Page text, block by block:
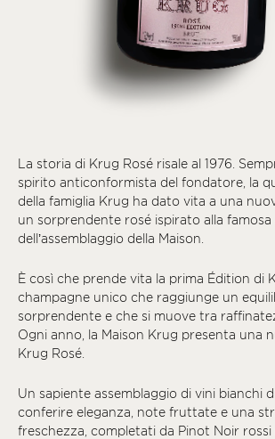
La storia di Krug Rosé risale al 1976.
spirito anticonformista del fondatore, la
della famiglia Krug ha dato vita a una
un sorprendente rosé ispirato alla famosa
dell’assemblaggio della Maison.
È così che prende vita la prima Édition di
champagne unico che raggiunge un
sorprendente e che si muove tra
Ogni anno, la Maison Krug presenta una
Krug Rosé.
Un sapiente assemblaggio di vini bianchi
conferire eleganza, note fruttate e una
freschezza, completati da Pinot Noir